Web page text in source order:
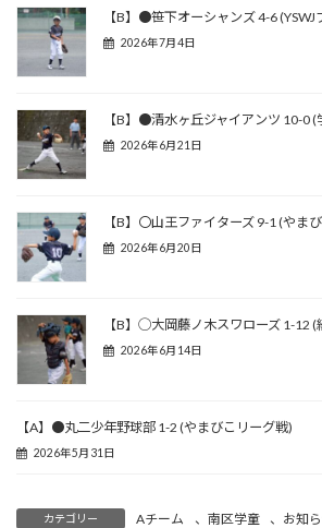
【B】●笹下オーシャンズ 4-6 (YSWJ
2026年7月4日
【B】●清水ヶ丘ジャイアンツ 10-0
2026年6月21日
【B】〇山王ファイターズ 9-1 (やま
2026年6月20日
【B】◯大岡藤ノ木スワローズ 1-12 (
2026年6月14日
【A】●丸二少年野球部 1-2 (やまびこリーグ戦)
2026年5月31日
カテゴリー Aチーム 、 南区学童 、 お知